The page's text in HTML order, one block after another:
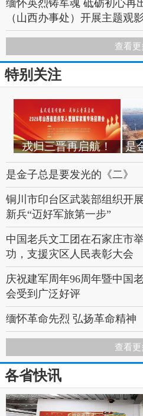
缅怀英烈铸军魂 砥砺初心
（山西办事处）开展主题观
“柿柿如意” 的古频阳“ 旧貌换
心中永远的丰碑——怀念我
难忘从军那三年
铁甲神医亦师友——记坦克三
功”与“温情”
铁甲熔炉中的青春印记——
查看更
特别关注
戎归三晋再启航！
2026年山西省退役军
人暨随军家属专场招
聘会即将启幕，诚邀
英才共筑就业新桥梁
是
是金子总是要发光的《二》
铜川市印台区武装部组织开
新兵“迈好军旅第一步”
中国老兵文工团在石家庄市
功，支援灾区人民表彰大会
庆祝建军周年96周年暨中国
会受到广泛好评
缅怀革命先烈 弘扬革命精神
“忆革命先烈，走红色之旅”
组织开展庆“七一”系列活动
陕西大荔县沙苑抗战老兵故
2023首届红色文化春晚颁奖
查看更
各省快讯